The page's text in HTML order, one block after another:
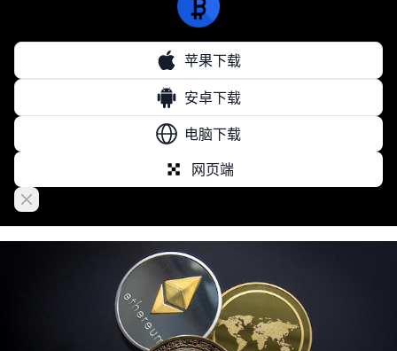
苹果下载
安卓下载
电脑下载
网页端
Close banner